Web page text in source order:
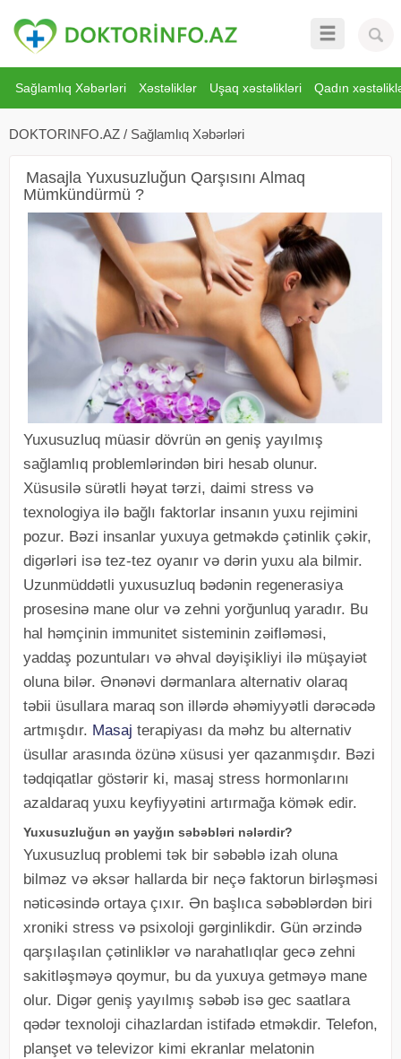
Sağlamlıq Xəbərləri Xəstəliklər Uşaq xəstəlikləri Qadın
DOKTORINFO.AZ / Sağlamlıq Xəbərləri
Masajla Yuxusuzluğun Qarşısını Almaq
Mümkündürmü ?
Yuxusuzluq müasir dövrün ən geniş yayılmış
sağlamlıq problemlərindən biri hesab olunur.
Xüsusilə sürətli həyat tərzi, daimi stress və
texnologiya ilə bağlı faktorlar insanın yuxu rejimini
pozur. Bəzi insanlar yuxuya getməkdə çətinlik çəkir,
digərləri isə tez-tez oyanır və dərin yuxu ala bilmir.
Uzunmüddətli yuxusuzluq bədənin regenerasiya
prosesinə mane olur və zehni yorğunluq yaradır. Bu
hal həmçinin immunitet sisteminin zəifləməsi,
yaddaş pozuntuları və əhval dəyişikliyi ilə müşayiət
oluna bilər. Ənənəvi dərmanlara alternativ olaraq
təbii üsullara maraq son illərdə əhəmiyyətli dərəcədə
artmışdır. Masaj terapiyası da məhz bu alternativ
üsullar arasında özünə xüsusi yer qazanmışdır. Bəzi
tədqiqatlar göstərir ki, masaj stress hormonlarını
azaldaraq yuxu keyfiyyətini artırmağa kömək edir.
Yuxusuzluğun ən yayğın səbəbləri nələrdir?
Yuxusuzluq problemi tək bir səbəblə izah oluna
bilməz və əksər hallarda bir neçə faktorun birləşməsi
nəticəsində ortaya çıxır. Ən başlıca səbəblərdən biri
xroniki stress və psixoloji gərginlikdir. Gün ərzində
qarşılaşılan çətinliklər və narahatlıqlar gecə zehni
sakitləşməyə qoymur, bu da yuxuya getməyə mane
olur. Digər geniş yayılmış səbəb isə gec saatlara
qədər texnoloji cihazlardan istifadə etməkdir. Telefon,
planşet və televizor kimi ekranlar melatonin